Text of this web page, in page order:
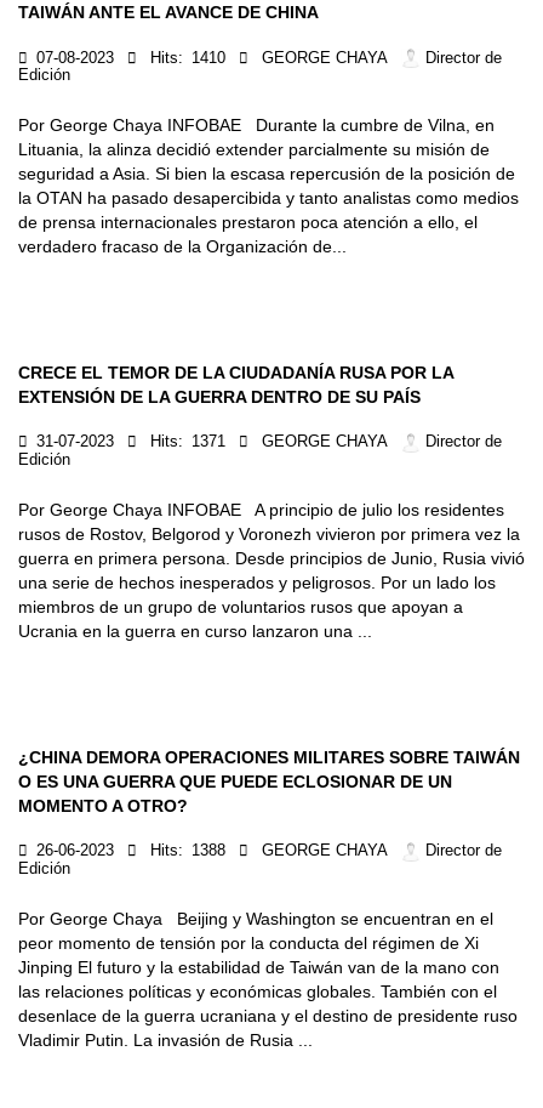
TAIWÁN ANTE EL AVANCE DE CHINA
07-08-2023 Hits: 1410 GEORGE CHAYA
Director de
Edición
Por George Chaya INFOBAE Durante la cumbre de Vilna, en
Lituania, la alinza decidió extender parcialmente su misión de
seguridad a Asia. Si bien la escasa repercusión de la posición de
la OTAN ha pasado desapercibida y tanto analistas como medios
de prensa internacionales prestaron poca atención a ello, el
verdadero fracaso de la Organización de...
CRECE EL TEMOR DE LA CIUDADANÍA RUSA POR LA
EXTENSIÓN DE LA GUERRA DENTRO DE SU PAÍS
31-07-2023 Hits: 1371 GEORGE CHAYA
Director de
Edición
Por George Chaya INFOBAE A principio de julio los residentes
rusos de Rostov, Belgorod y Voronezh vivieron por primera vez la
guerra en primera persona. Desde principios de Junio, Rusia vivió
una serie de hechos inesperados y peligrosos. Por un lado los
miembros de un grupo de voluntarios rusos que apoyan a
Ucrania en la guerra en curso lanzaron una ...
¿CHINA DEMORA OPERACIONES MILITARES SOBRE TAIWÁN
O ES UNA GUERRA QUE PUEDE ECLOSIONAR DE UN
MOMENTO A OTRO?
26-06-2023 Hits: 1388 GEORGE CHAYA
Director de
Edición
Por George Chaya Beijing y Washington se encuentran en el
peor momento de tensión por la conducta del régimen de Xi
Jinping El futuro y la estabilidad de Taiwán van de la mano con
las relaciones políticas y económicas globales. También con el
desenlace de la guerra ucraniana y el destino de presidente ruso
Vladimir Putin. La invasión de Rusia ...